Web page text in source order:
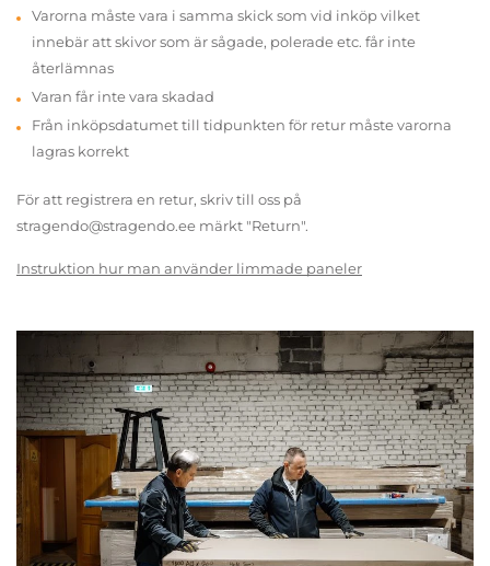
Varorna måste vara i samma skick som vid inköp vilket
innebär att skivor som är sågade, polerade etc. får inte
återlämnas
Varan får inte vara skadad
Från inköpsdatumet till tidpunkten för retur måste varorna
lagras korrekt
För att registrera en retur, skriv till oss på
stragendo@stragendo.ee märkt "Return".
Instruktion hur man använder limmade paneler